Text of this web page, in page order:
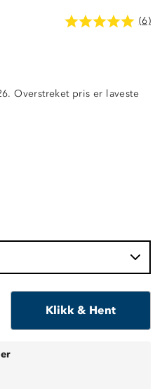
(6)
Overstreket pris er laveste
Klikk & Hent